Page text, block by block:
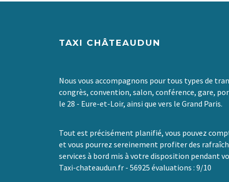
TAXI CHÂTEAUDUN
Nous vous accompagnons pour tous types de
congrès, convention, salon, conférence, gare,
le 28 - Eure-et-Loir, ainsi que vers le Grand Paris.
Tout est précisément planifié, vous pouvez
et vous pourrez sereinement profiter des
services à bord mis à votre disposition pendant
Taxi-chateaudun.fr - 56925 évaluations : 9/10